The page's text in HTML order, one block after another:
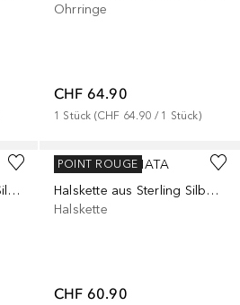
Ohrringe
CHF 64.90
1 Stück (CHF 64.90 / 1 Stück)
Ohrstecker aus Sterling Silber in gelbgold mit Muschelkernperle
RAFAELA DONATA
Halskette aus Sterling Silber in gelbgold mit Muschelkernperle
Halskette
CHF 60.90
POINT ROUGE